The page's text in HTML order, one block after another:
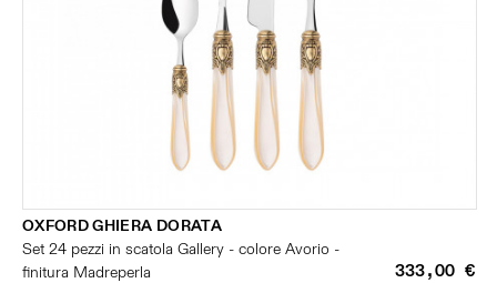
OXFORD GHIERA DORATA
Set 24 pezzi in scatola Gallery - colore Avorio -
finitura Madreperla
333,00 €